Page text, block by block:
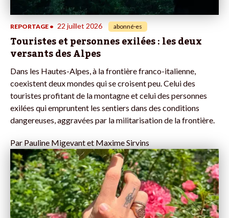
REPORTAGE • 22 juillet 2026 abonné·es
Touristes et personnes exilées : les deux
versants des Alpes
Dans les Hautes-Alpes, à la frontière franco-italienne,
coexistent deux mondes qui se croisent peu. Celui des
touristes profitant de la montagne et celui des personnes
exilées qui empruntent les sentiers dans des conditions
dangereuses, aggravées par la militarisation de la frontière.
Par Pauline Migevant et Maxime Sirvins